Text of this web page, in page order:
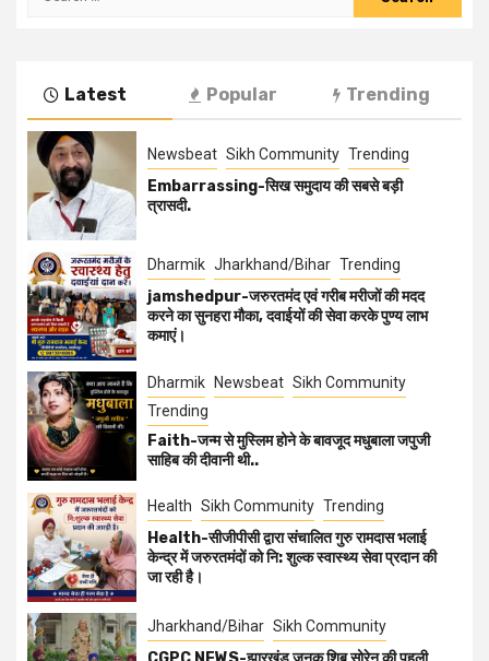
Latest Popular Trending
Newsbeat Sikh Community Trending
Embarrassing-सिख समुदाय की सबसे बड़ी
त्रासदी.
Dharmik Jharkhand/Bihar Trending
jamshedpur-जरुरतमंद एवं गरीब मरीजों की मदद
करने का सुनहरा मौका, दवाईयों की सेवा करके पुण्य लाभ
कमाएं।
Dharmik Newsbeat Sikh Community
Trending
Faith-जन्म से मुस्लिम होने के बावजूद मधुबाला जपुजी
साहिब की दीवानी थी..
Health Sikh Community Trending
Health-सीजीपीसी द्वारा संचालित गुरु रामदास भलाई
केन्द्र में जरुरतमंदों को नि: शुल्क स्वास्थ्य सेवा प्रदान की
जा रही है।
Jharkhand/Bihar Sikh Community